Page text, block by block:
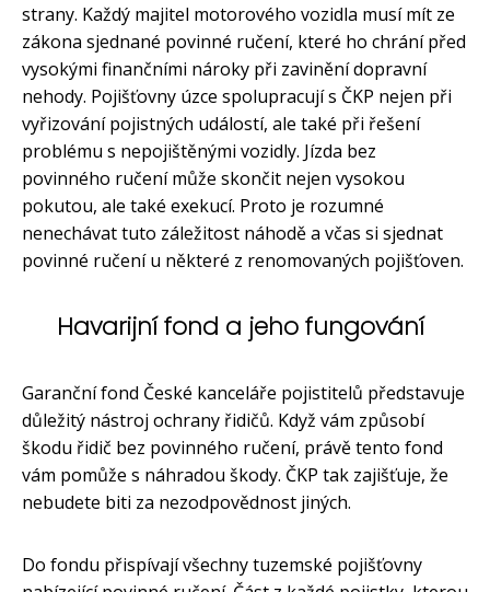
strany. Každý majitel motorového vozidla musí mít ze
zákona sjednané povinné ručení, které ho chrání před
vysokými finančními nároky při zavinění dopravní
nehody. Pojišťovny úzce spolupracují s ČKP nejen při
vyřizování pojistných událostí, ale také při řešení
problému s nepojištěnými vozidly. Jízda bez
povinného ručení může skončit nejen vysokou
pokutou, ale také exekucí. Proto je rozumné
nenechávat tuto záležitost náhodě a včas si sjednat
povinné ručení u některé z renomovaných pojišťoven.
Havarijní fond a jeho fungování
Garanční fond České kanceláře pojistitelů představuje
důležitý nástroj ochrany řidičů. Když vám způsobí
škodu řidič bez povinného ručení, právě tento fond
vám pomůže s náhradou škody. ČKP tak zajišťuje, že
nebudete biti za nezodpovědnost jiných.
Do fondu přispívají všechny tuzemské pojišťovny